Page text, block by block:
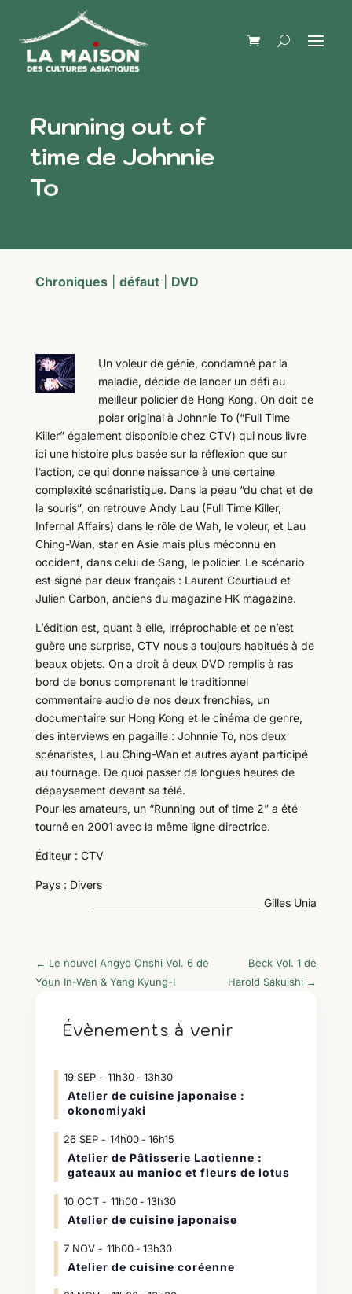
Running out of
time de Johnnie
To
Chroniques| défaut| DVD
Un voleur de génie, condamné par la
maladie, décide de lancer un défi au
meilleur policier de Hong Kong. On doit ce
polar original à Johnnie To (“Full Time
Killer” également disponible chez CTV) qui nous livre
ici une histoire plus basée sur la réflexion que sur
l’action, ce qui donne naissance à une certaine
complexité scénaristique. Dans la peau “du chat et de
la souris”, on retrouve Andy Lau (Full Time Killer,
Infernal Affairs) dans le rôle de Wah, le voleur, et Lau
Ching-Wan, star en Asie mais plus méconnu en
occident, dans celui de Sang, le policier. Le scénario
est signé par deux français : Laurent Courtiaud et
Julien Carbon, anciens du magazine HK magazine.
L’édition est, quant à elle, irréprochable et ce n’est
guère une surprise, CTV nous a toujours habitués à de
beaux objets. On a droit à deux DVD remplis à ras
bord de bonus comprenant le traditionnel
commentaire audio de nos deux frenchies, un
documentaire sur Hong Kong et le cinéma de genre,
des interviews en pagaille : Johnnie To, nos deux
scénaristes, Lau Ching-Wan et autres ayant participé
au tournage. De quoi passer de longues heures de
dépaysement devant sa télé.
Pour les amateurs, un “Running out of time 2” a été
tourné en 2001 avec la même ligne directrice.
Éditeur : CTV
Pays : Divers
Gilles Unia
← Le nouvel Angyo Onshi Vol. 6 de
Youn In-Wan & Yang Kyung-I
Beck Vol. 1 de
Harold Sakuishi →
Évènements à venir
19 SEP 11h30- 13h30
Atelier de cuisine japonaise :
okonomiyaki
26 SEP 14h00- 16h15
Atelier de Pâtisserie Laotienne :
gateaux au manioc et fleurs de lotus
10 OCT 11h00- 13h30
Atelier de cuisine japonaise
7 NOV 11h00- 13h30
Atelier de cuisine coréenne